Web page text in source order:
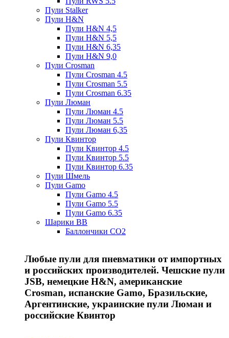
Пули Stalker
Пули H&N
Пули H&N 4,5
Пули H&N 5,5
Пули H&N 6,35
Пули H&N 9,0
Пули Crosman
Пули Crosman 4.5
Пули Crosman 5.5
Пули Crosman 6.35
Пули Люман
Пули Люман 4.5
Пули Люман 5.5
Пули Люман 6,35
Пули Квинтор
Пули Квинтор 4.5
Пули Квинтор 5.5
Пули Квинтор 6.35
Пули Шмель
Пули Gamo
Пули Gamo 4.5
Пули Gamo 5.5
Пули Gamo 6.35
Шарики BB
Баллончики CO2
Любые пули для пневматики от импортных
и российских производителей. Чешские пули
JSB, немецкие H&N, американские
Crosman, испанские Gamo, Бразильские,
Аргентинские, украинские пули Люман и
российские Квинтор